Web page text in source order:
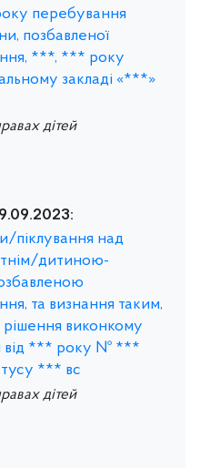
перебування
позбавленої
***, *** року
закладі «***»
дітей
піклування над
дитиною-
та визнання таким,
рішення виконкому
від *** року № ***
*** вс
дітей